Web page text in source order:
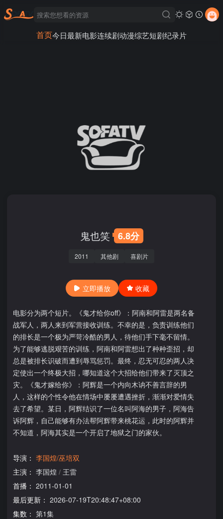
首页今日最新电影连续剧动漫综艺短剧纪录片
鬼也笑 6.8分
2011 其他剧 喜剧片
立即播放 收藏
电影分为两个短片。《鬼才给你off》：阿南和阿雷是两名备
战军人，两人来到军营接收训练。不幸的是，负责训练他们
的排长是一个极为严苛冷酷的男人，待他们手下毫不留情。
为了能够逃脱艰苦的训练，阿南和阿雷想出了种种歪招，却
总是被排长识破而遭到辱骂惩罚。最终，忍无可忍的两人决
定使出一个终极大招，哪知道这个大招给他们带来了灭顶之
灾。《鬼才嫁给你》：阿辉是一个内向木讷不善言辞的男
人，这样的个性令他在情场中屡屡遭遇挫折，渐渐对爱情失
去了希望。某日，阿辉结识了一位名叫阿海的男子，阿海告
诉阿辉，自己能够有办法帮阿辉带来桃花运，此时的阿辉并
不知道，阿海其实是一个开启了地狱之门的家伙。
导演： 李国煌/巫培双
主演： 李国煌 / 王雷
首播： 2011-01-01
最后更新： 2026-07-19T20:48:47+08:00
集数： 第1集